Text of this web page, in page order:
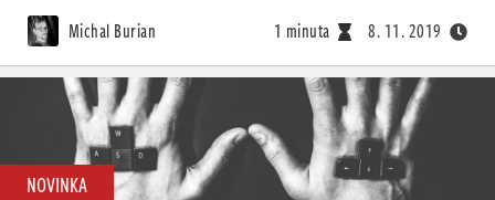
Michal Burian 1 minuta 8. 11. 2019
NOVINKA